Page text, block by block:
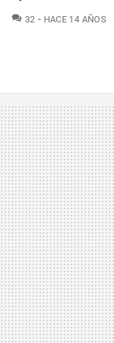
32 COMENTARIOS
HACE 14 AÑOS